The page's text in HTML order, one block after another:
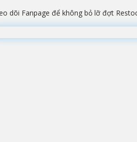
dõi Fanpage để không bỏ lỡ đợt
Đang lắp ráp Fanpage...